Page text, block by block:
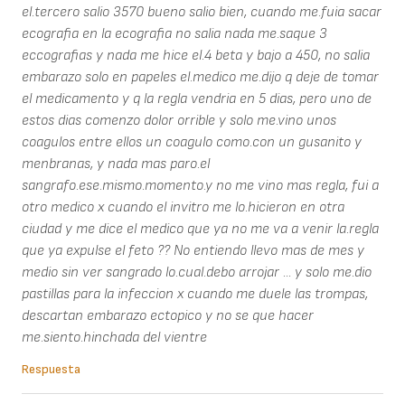
el.tercero salio 3570 bueno salio bien, cuando me.fuia sacar
ecografia en la ecografia no salia nada me.saque 3
eccografias y nada me hice el.4 beta y bajo a 450, no salia
embarazo solo en papeles el.medico me.dijo q deje de tomar
el medicamento y q la regla vendria en 5 dias, pero uno de
estos dias comenzo dolor orrible y solo me.vino unos
coagulos entre ellos un coagulo como.con un gusanito y
menbranas, y nada mas paro.el
sangrafo.ese.mismo.momento.y no me vino mas regla, fui a
otro medico x cuando el invitro me lo.hicieron en otra
ciudad y me dice el medico que ya no me va a venir la.regla
que ya expulse el feto ?? No entiendo llevo mas de mes y
medio sin ver sangrado lo.cual.debo arrojar ... y solo me.dio
pastillas para la infeccion x cuando me duele las trompas,
descartan embarazo ectopico y no se que hacer
me.siento.hinchada del vientre
Respuesta